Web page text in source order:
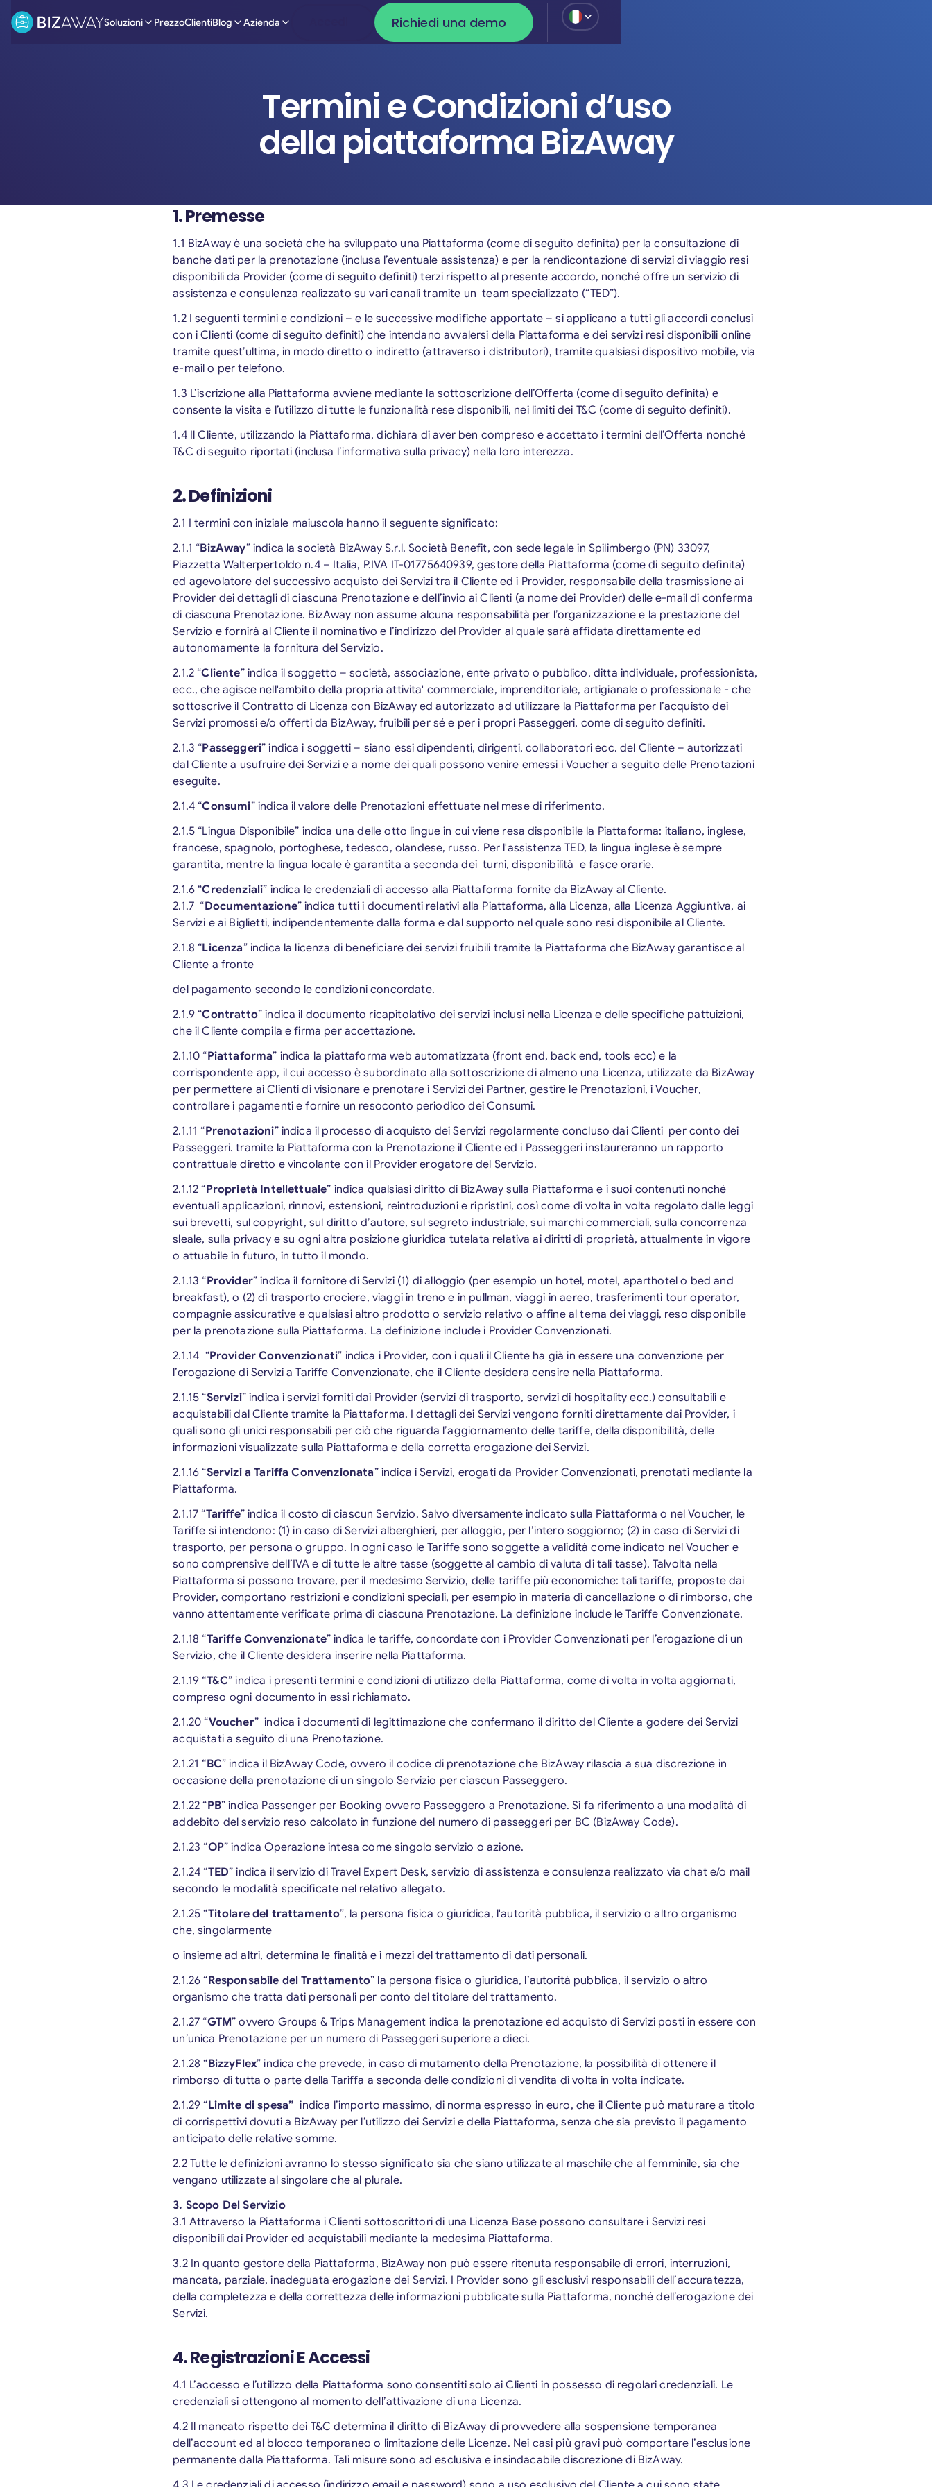
Soluzioni PrezzoClientiBlog Azienda
Richiedi una demo
Richiedi una demo
Termini e Condizioni d’uso
della piattaforma BizAway
1. Premesse
1.1 BizAway è una società che ha sviluppato una Piattaforma (come di seguito definita) per la consultazione di
banche dati per la prenotazione (inclusa l’eventuale assistenza) e per la rendicontazione di servizi di viaggio resi
disponibili da Provider (come di seguito definiti) terzi rispetto al presente accordo, nonché offre un servizio di
assistenza e consulenza realizzato su vari canali tramite un team specializzato (“TED”).
1.2 I seguenti termini e condizioni – e le successive modifiche apportate – si applicano a tutti gli accordi conclusi
con i Clienti (come di seguito definiti) che intendano avvalersi della Piattaforma e dei servizi resi disponibili online
tramite quest’ultima, in modo diretto o indiretto (attraverso i distributori), tramite qualsiasi dispositivo mobile, via
e-mail o per telefono.
1.3 L’iscrizione alla Piattaforma avviene mediante la sottoscrizione dell’Offerta (come di seguito definita) e
consente la visita e l’utilizzo di tutte le funzionalità rese disponibili, nei limiti dei T&C (come di seguito definiti).
1.4 Il Cliente, utilizzando la Piattaforma, dichiara di aver ben compreso e accettato i termini dell’Offerta nonché
T&C di seguito riportati (inclusa l’informativa sulla privacy) nella loro interezza.
2. Definizioni
2.1 I termini con iniziale maiuscola hanno il seguente significato:
2.1.1 “BizAway” indica la società BizAway S.r.l. Società Benefit, con sede legale in Spilimbergo (PN) 33097,
Piazzetta Walterpertoldo n.4 – Italia, P.IVA IT-01775640939, gestore della Piattaforma (come di seguito definita)
ed agevolatore del successivo acquisto dei Servizi tra il Cliente ed i Provider, responsabile della trasmissione ai
Provider dei dettagli di ciascuna Prenotazione e dell’invio ai Clienti (a nome dei Provider) delle e-mail di conferma
di ciascuna Prenotazione. BizAway non assume alcuna responsabilità per l’organizzazione e la prestazione del
Servizio e fornirà al Cliente il nominativo e l’indirizzo del Provider al quale sarà affidata direttamente ed
autonomamente la fornitura del Servizio.
2.1.2 “Cliente” indica il soggetto – società, associazione, ente privato o pubblico, ditta individuale, professionista,
ecc., che agisce nell'ambito della propria attivita' commerciale, imprenditoriale, artigianale o professionale - che
sottoscrive il Contratto di Licenza con BizAway ed autorizzato ad utilizzare la Piattaforma per l’acquisto dei
Servizi promossi e/o offerti da BizAway, fruibili per sé e per i propri Passeggeri, come di seguito definiti.
2.1.3 “Passeggeri” indica i soggetti – siano essi dipendenti, dirigenti, collaboratori ecc. del Cliente – autorizzati
dal Cliente a usufruire dei Servizi e a nome dei quali possono venire emessi i Voucher a seguito delle Prenotazioni
eseguite.
2.1.4 “Consumi” indica il valore delle Prenotazioni effettuate nel mese di riferimento.
2.1.5 “Lingua Disponibile” indica una delle otto lingue in cui viene resa disponibile la Piattaforma: italiano, inglese,
francese, spagnolo, portoghese, tedesco, olandese, russo. Per l'assistenza TED, la lingua inglese è sempre
garantita, mentre la lingua locale è garantita a seconda dei turni, disponibilità e fasce orarie.
2.1.6 “Credenziali” indica le credenziali di accesso alla Piattaforma fornite da BizAway al Cliente.
2.1.7 “Documentazione” indica tutti i documenti relativi alla Piattaforma, alla Licenza, alla Licenza Aggiuntiva, ai
Servizi e ai Biglietti, indipendentemente dalla forma e dal supporto nel quale sono resi disponibile al Cliente.
2.1.8 “Licenza” indica la licenza di beneficiare dei servizi fruibili tramite la Piattaforma che BizAway garantisce al
Cliente a fronte
del pagamento secondo le condizioni concordate.
2.1.9 “Contratto” indica il documento ricapitolativo dei servizi inclusi nella Licenza e delle specifiche pattuizioni,
che il Cliente compila e firma per accettazione.
2.1.10 “Piattaforma” indica la piattaforma web automatizzata (front end, back end, tools ecc) e la
corrispondente app, il cui accesso è subordinato alla sottoscrizione di almeno una Licenza, utilizzate da BizAway
per permettere ai Clienti di visionare e prenotare i Servizi dei Partner, gestire le Prenotazioni, i Voucher,
controllare i pagamenti e fornire un resoconto periodico dei Consumi.
2.1.11 “Prenotazioni” indica il processo di acquisto dei Servizi regolarmente concluso dai Clienti per conto dei
Passeggeri. tramite la Piattaforma con la Prenotazione il Cliente ed i Passeggeri instaureranno un rapporto
contrattuale diretto e vincolante con il Provider erogatore del Servizio.
2.1.12 “Proprietà Intellettuale” indica qualsiasi diritto di BizAway sulla Piattaforma e i suoi contenuti nonché
eventuali applicazioni, rinnovi, estensioni, reintroduzioni e ripristini, così come di volta in volta regolato dalle leggi
sui brevetti, sul copyright, sul diritto d’autore, sul segreto industriale, sui marchi commerciali, sulla concorrenza
sleale, sulla privacy e su ogni altra posizione giuridica tutelata relativa ai diritti di proprietà, attualmente in vigore
o attuabile in futuro, in tutto il mondo.
2.1.13 “Provider” indica il fornitore di Servizi (1) di alloggio (per esempio un hotel, motel, aparthotel o bed and
breakfast), o (2) di trasporto crociere, viaggi in treno e in pullman, viaggi in aereo, trasferimenti tour operator,
compagnie assicurative e qualsiasi altro prodotto o servizio relativo o affine al tema dei viaggi, reso disponibile
per la prenotazione sulla Piattaforma. La definizione include i Provider Convenzionati.
2.1.14 “Provider Convenzionati” indica i Provider, con i quali il Cliente ha già in essere una convenzione per
l’erogazione di Servizi a Tariffe Convenzionate, che il Cliente desidera censire nella Piattaforma.
2.1.15 “Servizi” indica i servizi forniti dai Provider (servizi di trasporto, servizi di hospitality ecc.) consultabili e
acquistabili dal Cliente tramite la Piattaforma. I dettagli dei Servizi vengono forniti direttamente dai Provider, i
quali sono gli unici responsabili per ciò che riguarda l’aggiornamento delle tariffe, della disponibilità, delle
informazioni visualizzate sulla Piattaforma e della corretta erogazione dei Servizi.
2.1.16 “Servizi a Tariffa Convenzionata” indica i Servizi, erogati da Provider Convenzionati, prenotati mediante la
Piattaforma.
2.1.17 “Tariffe” indica il costo di ciascun Servizio. Salvo diversamente indicato sulla Piattaforma o nel Voucher, le
Tariffe si intendono: (1) in caso di Servizi alberghieri, per alloggio, per l’intero soggiorno; (2) in caso di Servizi di
trasporto, per persona o gruppo. In ogni caso le Tariffe sono soggette a validità come indicato nel Voucher e
sono comprensive dell’IVA e di tutte le altre tasse (soggette al cambio di valuta di tali tasse). Talvolta nella
Piattaforma si possono trovare, per il medesimo Servizio, delle tariffe più economiche: tali tariffe, proposte dai
Provider, comportano restrizioni e condizioni speciali, per esempio in materia di cancellazione o di rimborso, che
vanno attentamente verificate prima di ciascuna Prenotazione. La definizione include le Tariffe Convenzionate.
2.1.18 “Tariffe Convenzionate” indica le tariffe, concordate con i Provider Convenzionati per l’erogazione di un
Servizio, che il Cliente desidera inserire nella Piattaforma.
2.1.19 “T&C” indica i presenti termini e condizioni di utilizzo della Piattaforma, come di volta in volta aggiornati,
compreso ogni documento in essi richiamato.
2.1.20 “Voucher” indica i documenti di legittimazione che confermano il diritto del Cliente a godere dei Servizi
acquistati a seguito di una Prenotazione.
2.1.21 “BC” indica il BizAway Code, ovvero il codice di prenotazione che BizAway rilascia a sua discrezione in
occasione della prenotazione di un singolo Servizio per ciascun Passeggero.
2.1.22 “PB” indica Passenger per Booking ovvero Passeggero a Prenotazione. Si fa riferimento a una modalità di
addebito del servizio reso calcolato in funzione del numero di passeggeri per BC (BizAway Code).
2.1.23 “OP” indica Operazione intesa come singolo servizio o azione.
2.1.24 “TED” indica il servizio di Travel Expert Desk, servizio di assistenza e consulenza realizzato via chat e/o mail
secondo le modalità specificate nel relativo allegato.
2.1.25 “Titolare del trattamento”, la persona fisica o giuridica, l'autorità pubblica, il servizio o altro organismo
che, singolarmente
o insieme ad altri, determina le finalità e i mezzi del trattamento di dati personali.
2.1.26 “Responsabile del Trattamento” la persona fisica o giuridica, l’autorità pubblica, il servizio o altro
organismo che tratta dati personali per conto del titolare del trattamento.
2.1.27 “GTM” ovvero Groups & Trips Management indica la prenotazione ed acquisto di Servizi posti in essere con
un’unica Prenotazione per un numero di Passeggeri superiore a dieci.
2.1.28 “BizzyFlex” indica che prevede, in caso di mutamento della Prenotazione, la possibilità di ottenere il
rimborso di tutta o parte della Tariffa a seconda delle condizioni di vendita di volta in volta indicate.
2.1.29 “Limite di spesa” indica l’importo massimo, di norma espresso in euro, che il Cliente può maturare a titolo
di corrispettivi dovuti a BizAway per l’utilizzo dei Servizi e della Piattaforma, senza che sia previsto il pagamento
anticipato delle relative somme.
2.2 Tutte le definizioni avranno lo stesso significato sia che siano utilizzate al maschile che al femminile, sia che
vengano utilizzate al singolare che al plurale.
3. Scopo Del Servizio
3.1 Attraverso la Piattaforma i Clienti sottoscrittori di una Licenza Base possono consultare i Servizi resi
disponibili dai Provider ed acquistabili mediante la medesima Piattaforma.
3.2 In quanto gestore della Piattaforma, BizAway non può essere ritenuta responsabile di errori, interruzioni,
mancata, parziale, inadeguata erogazione dei Servizi. I Provider sono gli esclusivi responsabili dell’accuratezza,
della completezza e della correttezza delle informazioni pubblicate sulla Piattaforma, nonché dell’erogazione dei
Servizi.
4. Registrazioni E Accessi
4.1 L’accesso e l’utilizzo della Piattaforma sono consentiti solo ai Clienti in possesso di regolari credenziali. Le
credenziali si ottengono al momento dell’attivazione di una Licenza.
4.2 Il mancato rispetto dei T&C determina il diritto di BizAway di provvedere alla sospensione temporanea
dell’account ed al blocco temporaneo o limitazione delle Licenze. Nei casi più gravi può comportare l’esclusione
permanente dalla Piattaforma. Tali misure sono ad esclusiva e insindacabile discrezione di BizAway.